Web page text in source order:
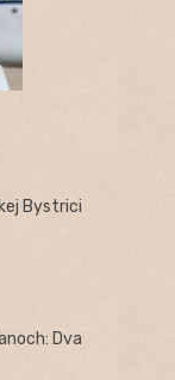
Bystrici
Dva